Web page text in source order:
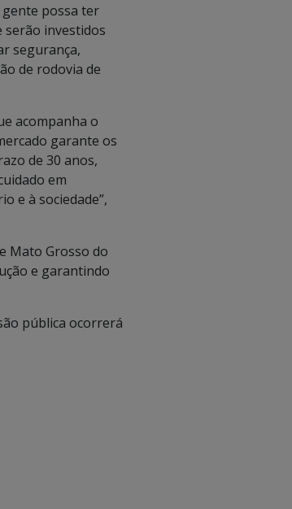
gente possa ter
serão investidos
segurança,
de rodovia de
acompanha o
garante os
de 30 anos,
em
e à sociedade”,
Mato Grosso do
e garantindo
pública ocorrerá